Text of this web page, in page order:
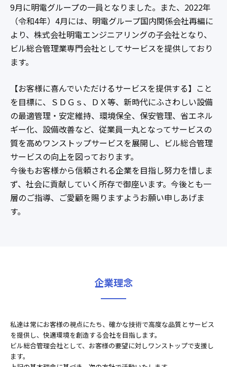
9月に明電グループの一員となりました。また、2022年
（令和4年）4月には、明電グループ国内関係会社再編に
より、株式会社明電エンジニアリングの子会社となり、
ビル総合管理業専門会社としてサービスを提供しており
ます。
【お客様に喜んでいただけるサービスを提供する】こと
を目標に、ＳＤＧｓ、ＤＸ等、新時代にふさわしい設備
の最適管理・安定維持、環境保全、保安管理、省エネル
ギー化、設備改善など、従業員一丸となってサービスの
質を高めワンストップサービスを展開し、ビル総合管理
サービスの向上を図っております。
今後もお客様から信頼される企業を目指し努力を惜しま
ず、社会に貢献していく所存で御座います。今後とも一
層のご指導、ご愛顧を賜りますようお願い申しあげま
す。
企業理念
私達は常にお客様の視点にたち、確かな技術で高度な品質とサービス
を提供し、快適環境を創造する会社を目指します。
ビル総合管理会社として、お客様の要望に対しワンストップで支援し
ます。